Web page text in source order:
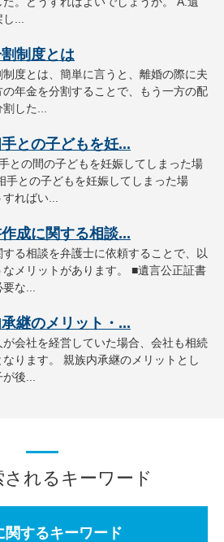
...
制度とは
制度とは、簡単に言うと、離婚の際に夫
の年金を分割することで、もう一方の配
した...
との子どもを妊...
との間の子どもを妊娠してしまった場
手との子どもを妊娠してしまった場
ればい...
成に関する相談...
する相談を弁護士に依頼することで、以
なメリットがあります。 ■遺言公正証書
な...
継のメリット・...
が会社を経営していた場合、会社も相続
なります。 親族内承継のメリットとし
後...
されるキーワード
関するキーワード